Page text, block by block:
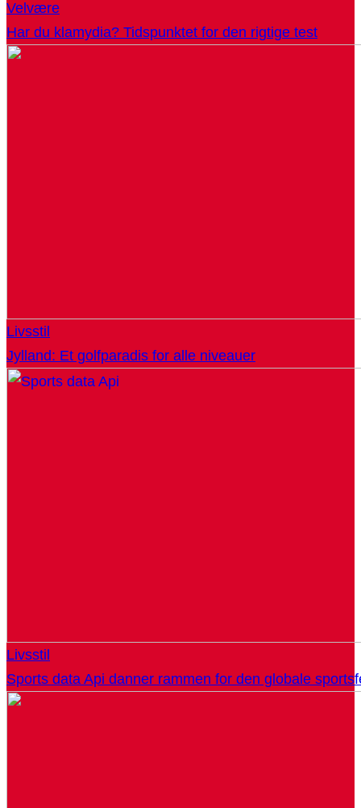
Velvære
Har du klamydia? Tidspunktet for den rigtige test
Livsstil
Jylland: Et golfparadis for alle niveauer
Livsstil
Sports data Api danner rammen for den globale